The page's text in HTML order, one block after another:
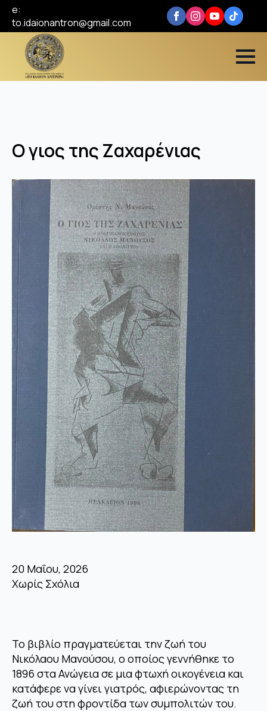
e:
to.idaionantron@gmail.com
Ο γιος της Ζαχαρένιας
20 Μαΐου, 2026
Χωρίς Σχόλια
Το βιβλίο πραγματεύεται την ζωή του
Νικόλαου Μανούσου, ο οποίος γεννήθηκε το
1896 στα Ανώγεια σε μια φτωχή οικογένεια και
κατάφερε να γίνει γιατρός, αφιερώνοντας τη
ζωή του στη φροντίδα των συμπολιτών του.